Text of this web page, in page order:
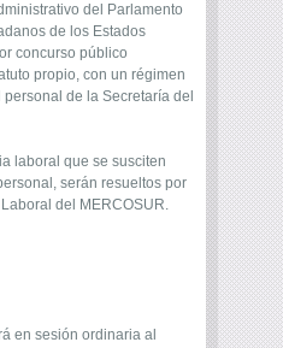
del Parlamento
de los Estados
concurso público
propio, con un régimen
de la Secretaría del
laboral que se susciten
serán resueltos por
del MERCOSUR.
en sesión ordinaria al